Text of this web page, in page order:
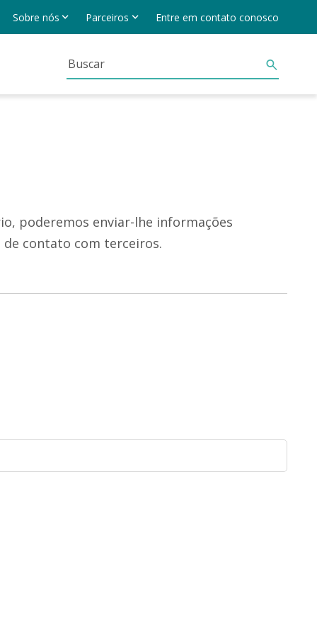
Sobre nós Parceiros Entre em contato conosco
poderemos enviar-lhe informações
de contato com terceiros.